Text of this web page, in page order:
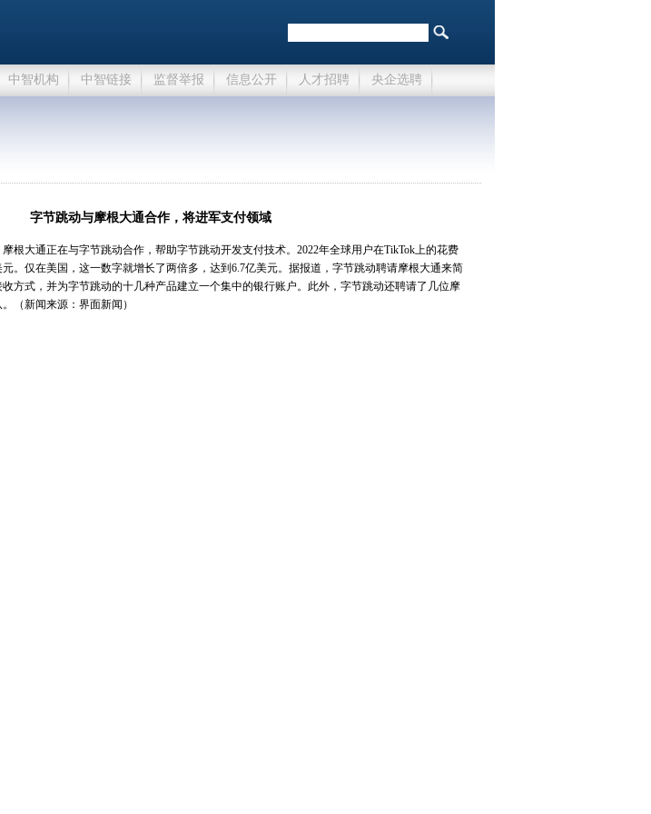
中智机构 中智链接 监督举报 信息公开 人才招聘 央企选聘
字节跳动与摩根大通合作，将进军支付领域
大通正在与字节跳动合作，帮助字节跳动开发支付技术。2022年全球用户在TikTok上的花费
。仅在美国，这一数字就增长了两倍多，达到6.7亿美元。据报道，字节跳动聘请摩根大通来简
方式，并为字节跳动的十几种产品建立一个集中的银行账户。此外，字节跳动还聘请了几位摩
（新闻来源：界面新闻）